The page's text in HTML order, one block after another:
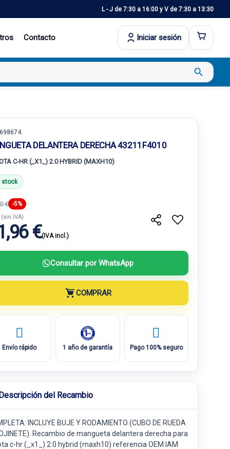
L - J de 7:30 a 16:00 y V de 7:30 a 13:30
Contacto Iniciar sesión
search
DELANTERA DERECHA 43211F4010
C-HR (_X1_) 2.0 HYBRID (MAXH10)
stock
€ -5%
(sin IVA)
€(IVA incl.)
Consultar por WhatsApp
COMPRAR
Envío rápido 1 año de garantía Pago 100% seguro
del Recambio
INCLUYE BUJE Y RODAMIENTO (CUBO DE RUEDA
Recambio de mangueta delantera derecha para
c-hr (_x1_) 2.0 hybrid (maxh10) referencia OEM IAM